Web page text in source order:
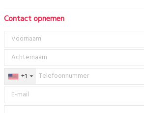
Contact opnemen
+1